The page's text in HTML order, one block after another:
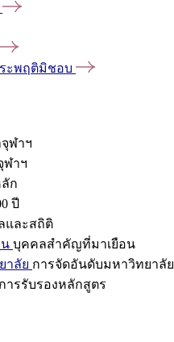
ะพฤติมิชอบ
ฬาฯ
ฬาฯ
ก
ปี
และสถิติ
บุคคลสำคัญที่มาเยือน
าลัย การจัดอันดับมหาวิทยาลัย
การรับรองหลักสูตร